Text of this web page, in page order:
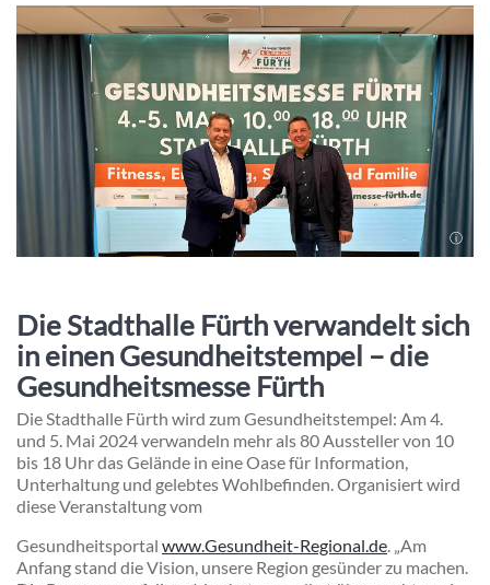
Die Stadthalle Fürth verwandelt sich
in einen Gesundheitstempel – die
Gesundheitsmesse Fürth
Die Stadthalle Fürth wird zum Gesundheitstempel: Am 4.
und 5. Mai 2024 verwandeln mehr als 80 Aussteller von 10
bis 18 Uhr das Gelände in eine Oase für Information,
Unterhaltung und gelebtes Wohlbefinden. Organisiert wird
diese Veranstaltung vom
Gesundheitsportal www.Gesundheit-Regional.de. „Am
Anfang stand die Vision, unsere Region gesünder zu machen.